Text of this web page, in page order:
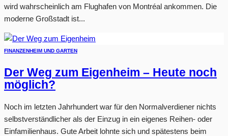
wird wahrscheinlich am Flughafen von Montréal ankommen. Die
moderne Großstadt ist...
FINANZENHEIM UND GARTEN
Der Weg zum Eigenheim – Heute noch
möglich?
Noch im letzten Jahrhundert war für den Normalverdiener nichts
selbstverständlicher als der Einzug in ein eigenes Reihen- oder
Einfamilienhaus. Gute Arbeit lohnte sich und spätestens beim